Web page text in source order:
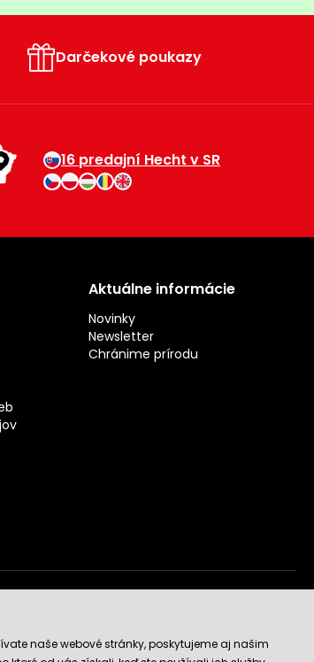
Darčekové poukazy
16 predajní Hecht v SR
Aktuálne informácie
Novinky
Newsletter
Chránime prírodu
naše webové stránky, poskytujeme aj našim